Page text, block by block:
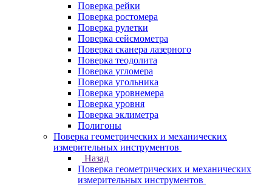
Поверка рейки
Поверка ростомера
Поверка рулетки
Поверка сейсмометра
Поверка сканера лазерного
Поверка теодолита
Поверка угломера
Поверка угольника
Поверка уровнемера
Поверка уровня
Поверка эклиметра
Полигоны
Поверка геометрических и механических
измерительных инструментов
Назад
Поверка геометрических и механических
измерительных инструментов